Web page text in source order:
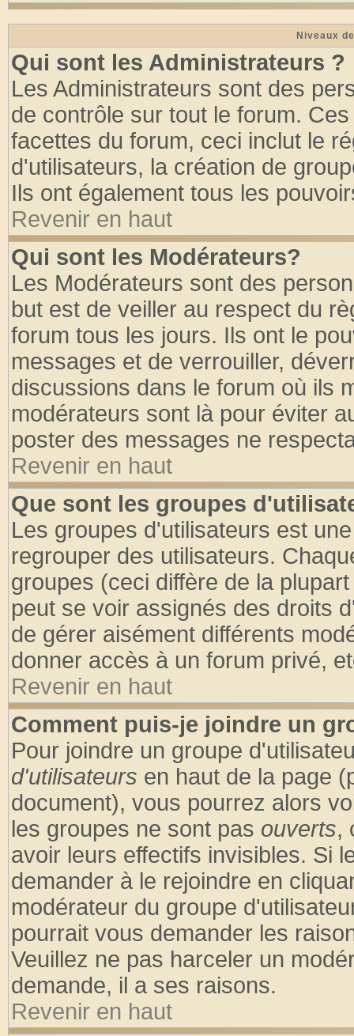
Niveaux
Qui sont les Administrateurs ?
Les Administrateurs sont des
de contrôle sur tout le forum.
facettes du forum, ceci inclut le
d'utilisateurs, la création de
Ils ont également tous les
Revenir en haut
Qui sont les Modérateurs?
Les Modérateurs sont des
but est de veiller au respect du
forum tous les jours. Ils ont le
messages et de verrouiller,
discussions dans le forum où ils
modérateurs sont là pour éviter
poster des messages ne
Revenir en haut
Que sont les groupes
Les groupes d'utilisateurs est
regrouper des utilisateurs.
groupes (ceci diffère de la
peut se voir assignés des droits
de gérer aisément différents
donner accès à un forum privé,
Revenir en haut
Comment puis-je joindre un
Pour joindre un groupe
d'utilisateurs en haut de la page
document), vous pourrez alors
les groupes ne sont pas ouverts,
avoir leurs effectifs invisibles. Si
demander à le rejoindre en
modérateur du groupe
pourrait vous demander les
Veuillez ne pas harceler un
demande, il a ses raisons.
Revenir en haut